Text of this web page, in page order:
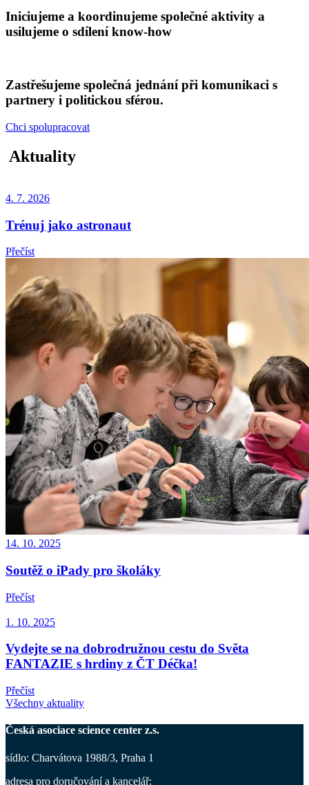
Iniciujeme a koordinujeme společné aktivity a
usilujeme o sdílení know-how
Zastřešujeme společná jednání při komunikaci s
partnery i politickou sférou.
Chci spolupracovat
Aktuality
4. 7. 2026
Trénuj jako astronaut
Přečíst
14. 10. 2025
Soutěž o iPady pro školáky
Přečíst
1. 10. 2025
Vydejte se na dobrodružnou cestu do Světa
FANTAZIE s hrdiny z ČT Déčka!
Přečíst
Všechny aktuality
Česká asociace science center z.s.
sídlo: Charvátova 1988/3, Praha 1
adresa pro doručování a kancelář: